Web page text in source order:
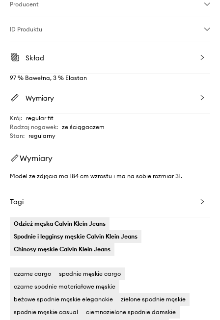
Producent
ID Produktu
Skład
97 % Bawełna, 3 % Elastan
Wymiary
Krój: regular fit
Rodzaj nogawek: ze ściągaczem
Stan: regularny
Wymiary
Model ze zdjęcia ma 184 cm wzrostu i ma na sobie rozmiar 31.
Tagi
Odzież męska Calvin Klein Jeans
Spodnie i legginsy męskie Calvin Klein Jeans
Chinosy męskie Calvin Klein Jeans
czarne cargo
spodnie męskie cargo
czarne spodnie materiałowe męskie
beżowe spodnie męskie eleganckie
zielone spodnie męskie
spodnie męskie casual
ciemnozielone spodnie damskie